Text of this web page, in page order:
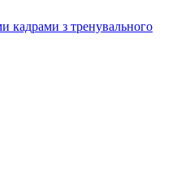
кадрами з тренувального